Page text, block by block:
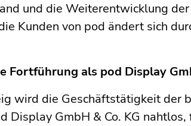
und die Weiterentwicklung
Kunden von pod ändert sich
Fortführung als pod Display
wird die Geschäftstätigkeit der
Display GmbH & Co. KG